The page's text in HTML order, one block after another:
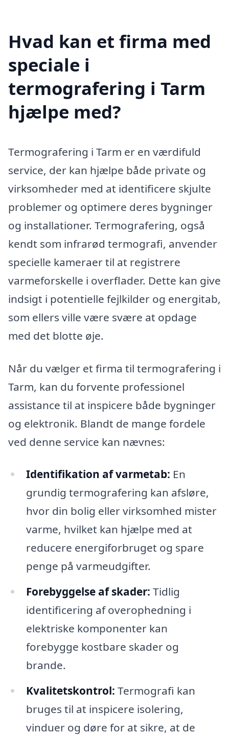
Hvad kan et firma med
speciale i
termografering i Tarm
hjælpe med?
Termografering i Tarm er en værdifuld
service, der kan hjælpe både private og
virksomheder med at identificere skjulte
problemer og optimere deres bygninger
og installationer. Termografering, også
kendt som infrarød termografi, anvender
specielle kameraer til at registrere
varmeforskelle i overflader. Dette kan give
indsigt i potentielle fejlkilder og energitab,
som ellers ville være svære at opdage
med det blotte øje.
Når du vælger et firma til termografering i
Tarm, kan du forvente professionel
assistance til at inspicere både bygninger
og elektronik. Blandt de mange fordele
ved denne service kan nævnes:
Identifikation af varmetab: En
grundig termografering kan afsløre,
hvor din bolig eller virksomhed mister
varme, hvilket kan hjælpe med at
reducere energiforbruget og spare
penge på varmeudgifter.
Forebyggelse af skader: Tidlig
identificering af overophedning i
elektriske komponenter kan
forebygge kostbare skader og
brande.
Kvalitetskontrol: Termografi kan
bruges til at inspicere isolering,
vinduer og døre for at sikre, at de